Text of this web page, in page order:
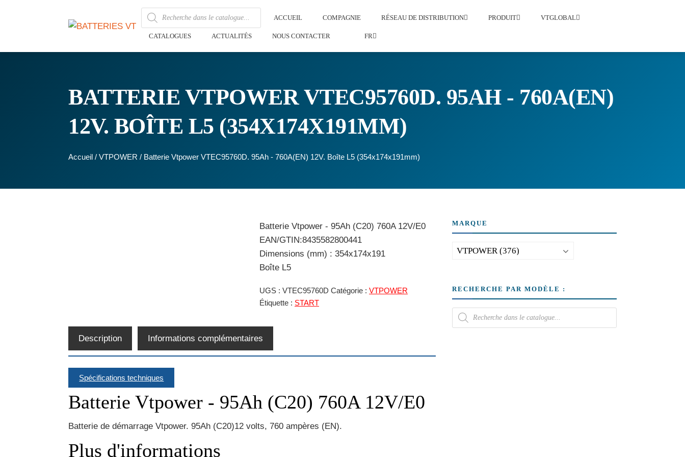
ACCUEIL COMPAGNIE RÉSEAU DE DISTRIBUTION PRODUIT VTGLOBAL
CATALOGUES ACTUALITÉS NOUS CONTACTER FR
BATTERIE VTPOWER VTEC95760D. 95AH - 760A(EN)
12V. BOÎTE L5 (354X174X191MM)
Accueil /VTPOWER / Batterie Vtpower VTEC95760D. 95Ah - 760A(EN) 12V. Boîte L5 (354x174x191mm)
Batterie Vtpower - 95Ah (C20) 760A 12V/E0
EAN/GTIN:8435582800441
Dimensions (mm) : 354x174x191
Boîte L5
UGS :VTEC95760D Catégorie :VTPOWER
Étiquette : START
Description Informations complémentaires
Spécifications techniques
Batterie Vtpower - 95Ah (C20) 760A 12V/E0
Batterie de démarrage Vtpower. 95Ah (C20)12 volts, 760 ampères (EN).
Plus d'informations
MARQUE
RECHERCHE PAR MODÈLE :